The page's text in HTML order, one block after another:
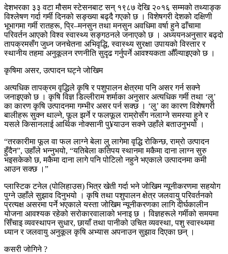
देशभरका ३३ वटा मौसम स्टेसनबाट सन् १९८७ देखि २०१६ सम्मको तथ्याङ्क
विश्लेषण गर्दा गर्मी दिनको सङ्ख्या बढ्दै गएको छ । विशेषगरी देशको दक्षिणी
भूभागमा गर्मी रातहरू, प्रि–मनसुन तथा मनसुन अवधिमा वर्षा हुने ढाँचामा
परिवर्तन आएको विश्व स्वास्थ्य सङ्गठनले जनाएको छ । अध्ययनअनुसार बढ्दो
तापक्रमसँग जुध्न जनचेतना अभिवृद्धि, स्वास्थ्य सुरक्षा उपायको विस्तार र
स्थानीय तहमा अनुकूलन रणनीति सुदृढ गर्नुपर्ने आवश्यकता औँल्याइएको छ ।
कृषिमा असर, उत्पादन घट्ने जोखिम
अत्यधिक तापक्रम वृद्धिले कृषि र पशुपालन क्षेत्रमा पनि असर गर्न सक्ने
जनाइएको छ । कृषि विज्ञ डिल्लीराम शर्माका अनुसार अत्यधिक गर्मी तथा ‘लु’
का कारण कृषि उत्पादनमा गम्भीर असर पर्न सक्छ । ‘लु’ का कारण विशेषगरी
बालीहरू सुक्न थाल्ने, फूल झर्ने र फलफूल राम्रोसँग नलाग्ने समस्या हुने र
यसले किसानलाई आर्थिक नोक्सानी पु¥याउन सक्ने उहाँले बताउनुभयो ।
“तरकारीमा फूल वा फल लाग्ने बेला लु लागेमा वृद्धि रोकिन्छ, राम्रो उत्पादन
हुँदैन”, उहाँले भन्नुभयो, “यतिबेला कतिपय स्थानमा मकैमा दाना लाग्न सुरु
भइसकेको छ, मकैमा दाना लागे पनि पोटिलो नहुने भएकाले उत्पादनमा कमी
आउन सक्छ ।”
प्लास्टिक टनेल (पोलिहाउस) भित्र खेती गर्दा भने जोखिम न्यूनीकरणमा सहयोग
पुग्ने उहाँले सुझाव दिनुभयो । कृषि तथा पशुपालन क्षेत्र जलवायु परिवर्तनको
प्रत्यक्ष असरमा पर्ने भएकाले यस्ता जोखिम न्यूनीकरणका लागि दीर्घकालीन
योजना आवश्यक रहेको सरोकारवालाको भनाइ छ । विज्ञहरूले गर्मीको समयमा
सिँचाइ व्यवस्थापन सुधार, छायाँ तथा पानीको उचित व्यवस्था, पशु स्वास्थ्यमा
ध्यान र जलवायु अनुकूल कृषि अभ्यास अपनाउन सुझाव दिएका छन् ।
कसरी जोगिने ?